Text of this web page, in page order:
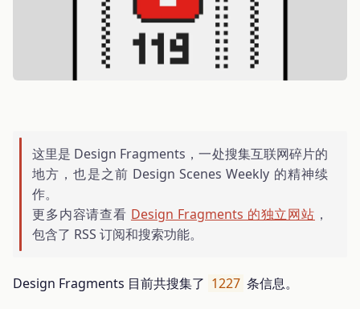
这里是 Design Fragments，一处搜集互联网碎片的
地方，也是之前 Design Scenes Weekly 的精神续
作。
更多内容请查看 Design Fragments 的独立网站 ，
包含了 RSS 订阅和搜索功能。
Design Fragments 目前共搜集了 1227 条信息。